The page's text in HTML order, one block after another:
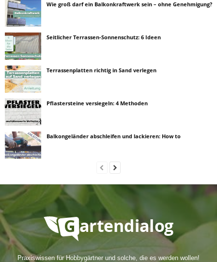
Wie groß darf ein Balkonkraftwerk sein – ohne Genehmigung?
Seitlicher Terrassen-Sonnenschutz: 6 Ideen
Terrassenplatten richtig in Sand verlegen
Pflastersteine versiegeln: 4 Methoden
Balkongeländer abschleifen und lackieren: How to
Praxiswissen für Hobbygärtner und solche, die es werden wollen!